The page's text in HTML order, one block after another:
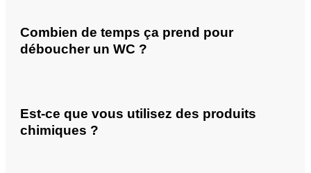
Combien de temps ça prend pour
déboucher un WC ?
Est-ce que vous utilisez des produits
chimiques ?